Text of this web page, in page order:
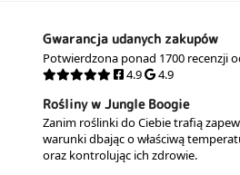
Gwarancja udanych zakupów
Potwierdzona ponad 1700 recenzji
4.9
4.9
Rośliny w Jungle Boogie
Zanim roślinki do Ciebie trafią
warunki dbając o właściwą
oraz kontrolując ich zdrowie.